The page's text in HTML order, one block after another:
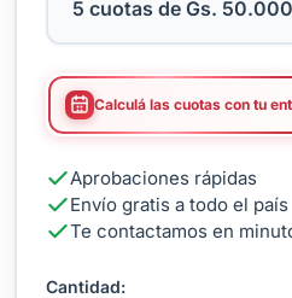
Calculá las cuotas con tu
Aprobaciones rápidas
Envío gratis a todo el país
Te contactamos en
Cantidad: